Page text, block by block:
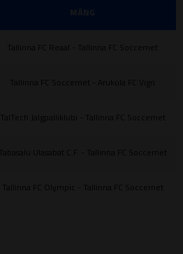
MÄNG
Tallinna FC Reaal - Tallinna FC Soccernet
Tallinna FC Soccernet - Aruküla FC Vigri
TalTech Jalgpalliklubi - Tallinna FC Soccernet
Tabasalu Ulasabat C.F. - Tallinna FC Soccernet
Tallinna FC Olympic - Tallinna FC Soccernet